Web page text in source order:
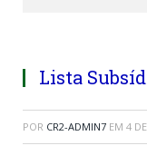
Lista
POR CR2-ADMIN7 EM 4